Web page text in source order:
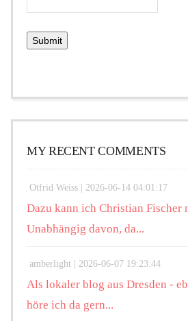
MY RECENT COMMENTS
Otfrid Weiss | 2026-06-14 04:01:17
Dazu kann ich Christian Fischer
Unabhängig davon, da...
amberlight | 2026-06-07 19:23:44
Als lokaler blog aus Dresden -
höre ich da gern...